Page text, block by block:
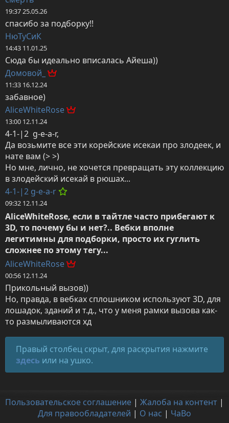
19:37 25.05.26
спасибо за подборку!!
НюТуСиК
14:43 11.01.25
Сюда бы идеально вписалась Айеша))
Домовой_
11:33 16.12.24
забавное)
AliceWhiteRose
13:00 12.11.24
4-1-|2  g-e-a-r,
Да возьмите все эти корейские исекаи про злодеек, и
нате вам (> >)
Но мне, лично, не хочется превращать эту коллекцию
в злодейский исекай в рюшах...
4-1-|2 g-e-a-r
09:32 12.11.24
AliceWhiteRose, если в тайтле часто прибегают к
3D, то почему бы и нет?.. Вебки вполне
легитимны для подборки, просто их гуглить
сложнее по этому тегу...
AliceWhiteRose
00:56 12.11.24
Прикольный вызов))
Но, правда, в вебках сплошником используют 3D, для
лошадок, зданий и т.д., что у меня рамки вызова как-
то размыливаются хд
Правый столбец скрыт, для раскрытия нажмите
здесь или на ушко.
Пользовательское соглашение | Жалоба на контент |
Для правообладателей | О нас | ЧаВо